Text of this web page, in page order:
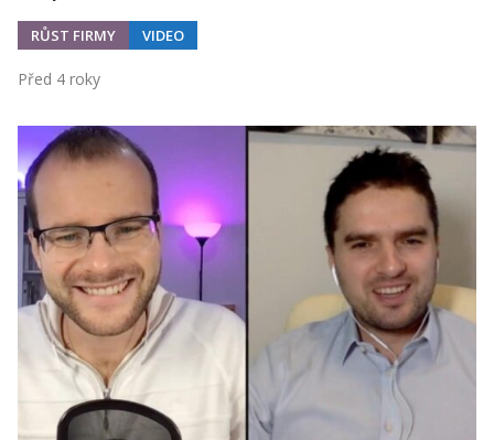
RŮST FIRMY VIDEO
Před 4 roky